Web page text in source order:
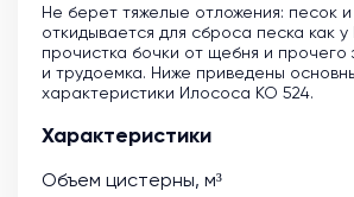
Не берет тяжелые отложения: песок
откидывается для сброса песка как
прочистка бочки от щебня и прочего
и трудоемка. Ниже приведены
характеристики Илососа КО 524.
Характеристики
Объем цистерны, м³